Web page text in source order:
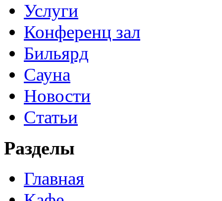
Услуги
Конференц зал
Бильярд
Сауна
Новости
Статьи
Разделы
Главная